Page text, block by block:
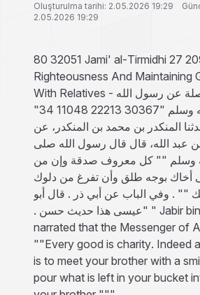
Oluşturulma tarihi: 2.05.2026 19:29
2.05.2026 19:29
80 32051 Jami' al-Tirmidhi 27
Righteousness And Maintaining
With Relatives - كتاب البر والصلة عن رسول الله
صلى الله عليه وسلم "30367 22213 11048 34"
المنكدر بن محمد بن المنكدر، عن
عبد الله، قال قال رسول الله صلى
وسلم ‏""‏ كل معروف صدقة وإن من
أخاك بوجه طلق وأن تفرغ من دلوك
‏""‏ ‏.‏ وفي الباب عن أبي ذر ‏.‏ قال أبو
عيسى هذا حديث حسن ‏.‏" " Jabir bin Abdullah
narrated that the Messenger of
""Every good is charity. Indeed
is to meet your brother with a
pour what is left in your bucket